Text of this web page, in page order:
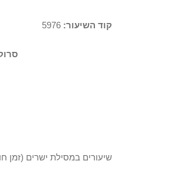
קוד השיעור:
שיעורים במסילת ישרים (זמן